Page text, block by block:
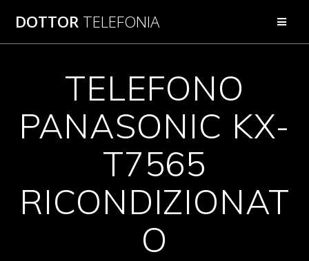
al
DOTTOR TELEFONIA
TELEFONO
PANASONIC KX-
T7565
RICONDIZIONAT
O